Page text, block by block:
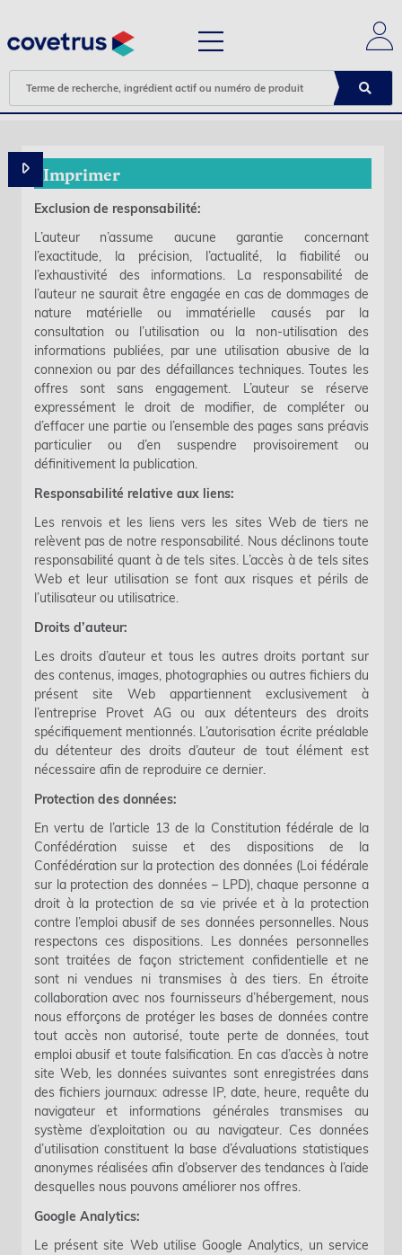
Imprimer
Exclusion de responsabilité:
L’auteur n’assume aucune garantie concernant
l’exactitude, la précision, l’actualité, la fiabilité ou
l’exhaustivité des informations. La responsabilité de
l’auteur ne saurait être engagée en cas de dommages de
nature matérielle ou immatérielle causés par la
consultation ou l’utilisation ou la non-utilisation des
informations publiées, par une utilisation abusive de la
connexion ou par des défaillances techniques. Toutes les
offres sont sans engagement. L’auteur se réserve
expressément le droit de modifier, de compléter ou
d’effacer une partie ou l’ensemble des pages sans préavis
particulier ou d’en suspendre provisoirement ou
définitivement la publication.
Responsabilité relative aux liens:
Les renvois et les liens vers les sites Web de tiers ne
relèvent pas de notre responsabilité. Nous déclinons toute
responsabilité quant à de tels sites. L’accès à de tels sites
Web et leur utilisation se font aux risques et périls de
l’utilisateur ou utilisatrice.
Droits d’auteur:
Les droits d’auteur et tous les autres droits portant sur
des contenus, images, photographies ou autres fichiers du
présent site Web appartiennent exclusivement à
l’entreprise Provet AG ou aux détenteurs des droits
spécifiquement mentionnés. L’autorisation écrite préalable
du détenteur des droits d’auteur de tout élément est
nécessaire afin de reproduire ce dernier.
Protection des données:
En vertu de l’article 13 de la Constitution fédérale de la
Confédération suisse et des dispositions de la
Confédération sur la protection des données (Loi fédérale
sur la protection des données – LPD), chaque personne a
droit à la protection de sa vie privée et à la protection
contre l’emploi abusif de ses données personnelles. Nous
respectons ces dispositions. Les données personnelles
sont traitées de façon strictement confidentielle et ne
sont ni vendues ni transmises à des tiers. En étroite
collaboration avec nos fournisseurs d’hébergement, nous
nous efforçons de protéger les bases de données contre
tout accès non autorisé, toute perte de données, tout
emploi abusif et toute falsification. En cas d’accès à notre
site Web, les données suivantes sont enregistrées dans
des fichiers journaux: adresse IP, date, heure, requête du
navigateur et informations générales transmises au
système d’exploitation ou au navigateur. Ces données
d’utilisation constituent la base d’évaluations statistiques
anonymes réalisées afin d’observer des tendances à l’aide
desquelles nous pouvons améliorer nos offres.
Google Analytics:
Le présent site Web utilise Google Analytics, un service